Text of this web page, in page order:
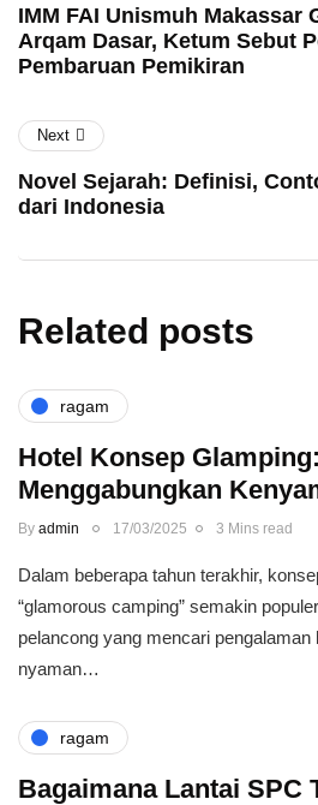
IMM FAI Unismuh Makassar
Arqam Dasar, Ketum Sebut
Pembaruan Pemikiran
Next
Novel Sejarah: Definisi,
dari Indonesia
Related posts
ragam
Hotel Konsep Glamping:
Menggabungkan
By admin 17/03/2025 3 Mins read
Dalam beberapa tahun terakhir,
“glamorous camping” semakin
pelancong yang mencari
nyaman…
ragam
Bagaimana Lantai SPC